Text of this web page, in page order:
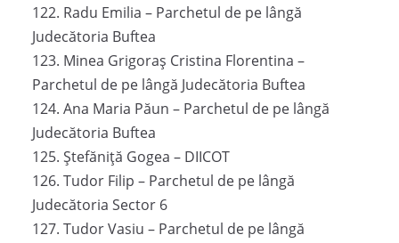
122. Radu Emilia – Parchetul de pe lângă
Judecătoria Buftea
123. Minea Grigoraș Cristina Florentina –
Parchetul de pe lângă Judecătoria Buftea
124. Ana Maria Păun – Parchetul de pe lângă
Judecătoria Buftea
125. Ștefăniță Gogea – DIICOT
126. Tudor Filip – Parchetul de pe lângă
Judecătoria Sector 6
127. Tudor Vasiu – Parchetul de pe lângă